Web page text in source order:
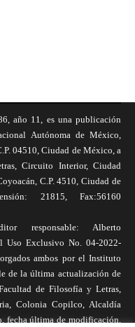
año 11, es una publicación
Autónoma de México,
04510, Ciudad de México, a
Circuito Interior, Ciudad
C.P. 4510, Ciudad de
21815, Fax:56160
responsable: Alberto
Uso Exclusivo No. 04-2022-
ambos por el Instituto
de la última actualización de
de Filosofía y Letras,
Colonia Copilco, Alcaldía
fecha última de modificación,